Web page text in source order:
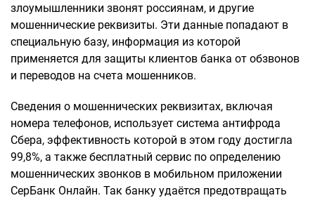
злоумышленники звонят россиянам, и другие
мошеннические реквизиты. Эти данные попадают в
специальную базу, информация из которой
применяется для защиты клиентов банка от обзвонов
и переводов на счета мошенников.
Сведения о мошеннических реквизитах, включая
номера телефонов, использует система антифрода
Сбера, эффективность которой в этом году достигла
99,8%, а также бесплатный сервис по определению
мошеннических звонков в мобильном приложении
СерБанк Онлайн. Так банку удаётся предотвращать